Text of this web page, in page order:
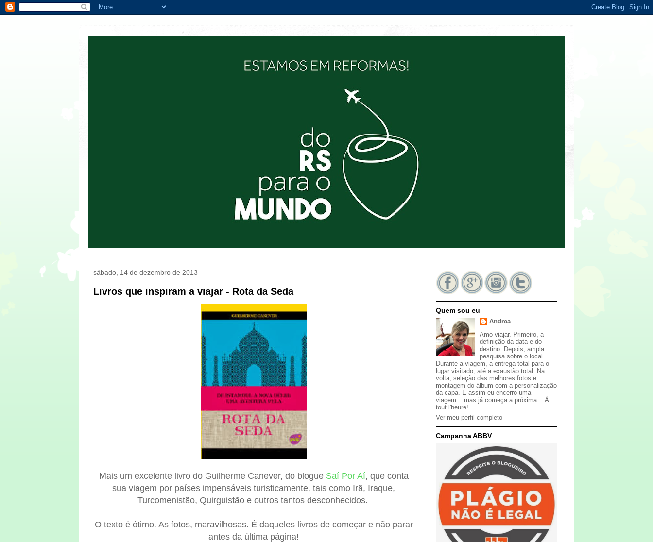
sábado, 14 de dezembro de 2013
Livros que inspiram a viajar - Rota da Seda
Mais um excelente livro do Guilherme Canever, do blogue Saí Por Aí, que conta
sua viagem por países impensáveis turisticamente, tais como Irã, Iraque,
Turcomenistão, Quirguistão e outros tantos desconhecidos.
O texto é ótimo. As fotos, maravilhosas. É daqueles livros de começar e não parar
antes da última página!
Quem sou eu
Andrea
Amo viajar. Primeiro, a
definição da data e do
destino. Depois, ampla
pesquisa sobre o local.
Durante a viagem, a entrega total para o
lugar visitado, até a exaustão total. Na
volta, seleção das melhores fotos e
montagem do álbum com a personalização
da capa. E assim eu encerro uma
viagem... mas já começa a próxima... À
tout l'heure!
Ver meu perfil completo
Campanha ABBV